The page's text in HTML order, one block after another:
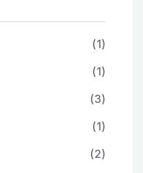
(1)
(1)
(3)
(1)
(2)